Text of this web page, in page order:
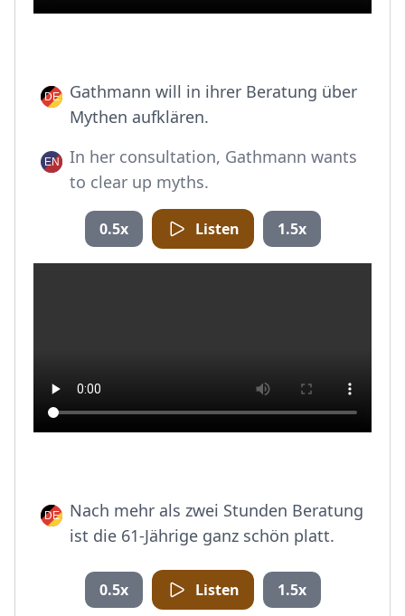
Gathmann will in ihrer Beratung über
Mythen aufklären.
In her consultation, Gathmann wants
to clear up myths.
0.5x Listen 1.5x
Nach mehr als zwei Stunden Beratung
ist die 61-Jährige ganz schön platt.
0.5x Listen 1.5x